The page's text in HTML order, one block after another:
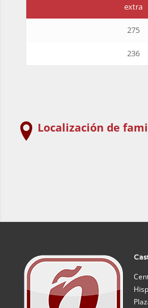
extra
275
236
Localización de